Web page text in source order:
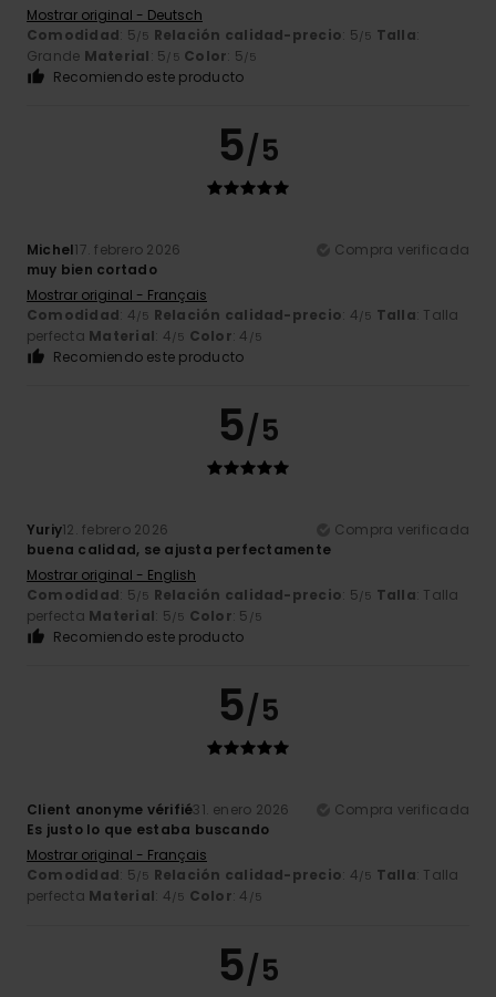
Mostrar original - Deutsch
Comodidad: 5/5 Relación calidad-precio: 5/5 Talla:
Grande Material: 5/5 Color: 5/5
Recomiendo este producto
5/5
Michel17. febrero 2026
Compra verificada
muy bien cortado
Mostrar original - Français
Comodidad: 4/5 Relación calidad-precio: 4/5 Talla: Talla
perfecta Material: 4/5 Color: 4 /5
Recomiendo este producto
5/5
Yuriy12. febrero 2026
Compra verificada
buena calidad, se ajusta perfectamente
Mostrar original - English
Comodidad: 5/5 Relación calidad-precio: 5/5 Talla: Talla
perfecta Material: 5/5 Color: 5 /5
Recomiendo este producto
5/5
Client anonyme vérifié31. enero 2026
Compra verificada
Es justo lo que estaba buscando
Mostrar original - Français
Comodidad: 5/5 Relación calidad-precio: 4/5 Talla: Talla
perfecta Material: 4/5 Color: 4 /5
5/5